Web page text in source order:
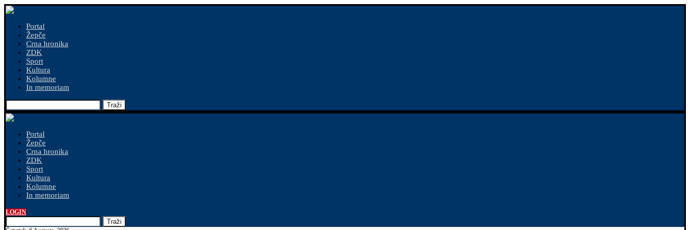
Portal
Žepče
Crna hronika
ZDK
Sport
Kultura
Kolumne
In memoriam
Traži
Portal
Žepče
Crna hronika
ZDK
Sport
Kultura
Kolumne
In memoriam
LOGIN
Traži